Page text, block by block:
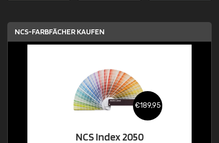
NCS-FARBFÄCHER KAUFEN
€189,95
NCS Index 2050